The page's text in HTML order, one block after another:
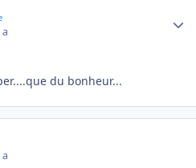
du bonheur...